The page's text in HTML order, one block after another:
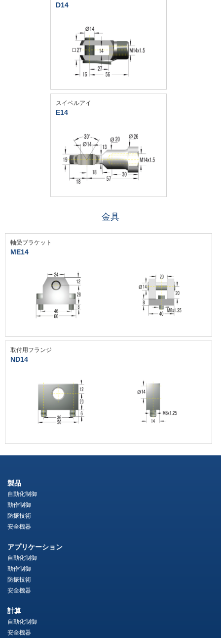
D14
スイベルアイ
E14
金具
軸受ブラケット
ME14
取付用フランジ
ND14
製品
自動化制御
動作制御
防振技術
安全機器
アプリケーション
自動化制御
動作制御
防振技術
安全機器
計算
自動化制御
安全機器